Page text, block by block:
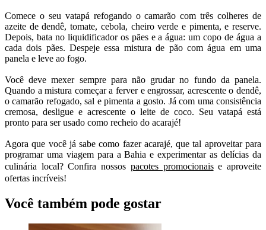
Comece o seu vatapá refogando o camarão com três colheres de
azeite de dendê, tomate, cebola, cheiro verde e pimenta, e reserve.
Depois, bata no liquidificador os pães e a água: um copo de água a
cada dois pães. Despeje essa mistura de pão com água em uma
panela e leve ao fogo.
Você deve mexer sempre para não grudar no fundo da panela.
Quando a mistura começar a ferver e engrossar, acrescente o dendê,
o camarão refogado, sal e pimenta a gosto. Já com uma consistência
cremosa, desligue e acrescente o leite de coco. Seu vatapá está
pronto para ser usado como recheio do acarajé!
Agora que você já sabe como fazer acarajé, que tal aproveitar para
programar uma viagem para a Bahia e experimentar as delícias da
culinária local? Confira nossos pacotes promocionaise aproveite
ofertas incríveis!
Você também pode gostar